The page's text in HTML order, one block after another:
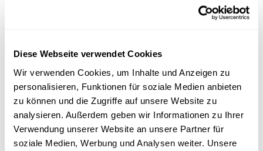
Diese Webseite verwendet Cookies
Wir verwenden Cookies, um Inhalte und Anzeigen zu
personalisieren, Funktionen für soziale Medien anbieten
zu können und die Zugriffe auf unsere Website zu
analysieren. Außerdem geben wir Informationen zu Ihrer
Verwendung unserer Website an unsere Partner für
soziale Medien, Werbung und Analysen weiter. Unsere